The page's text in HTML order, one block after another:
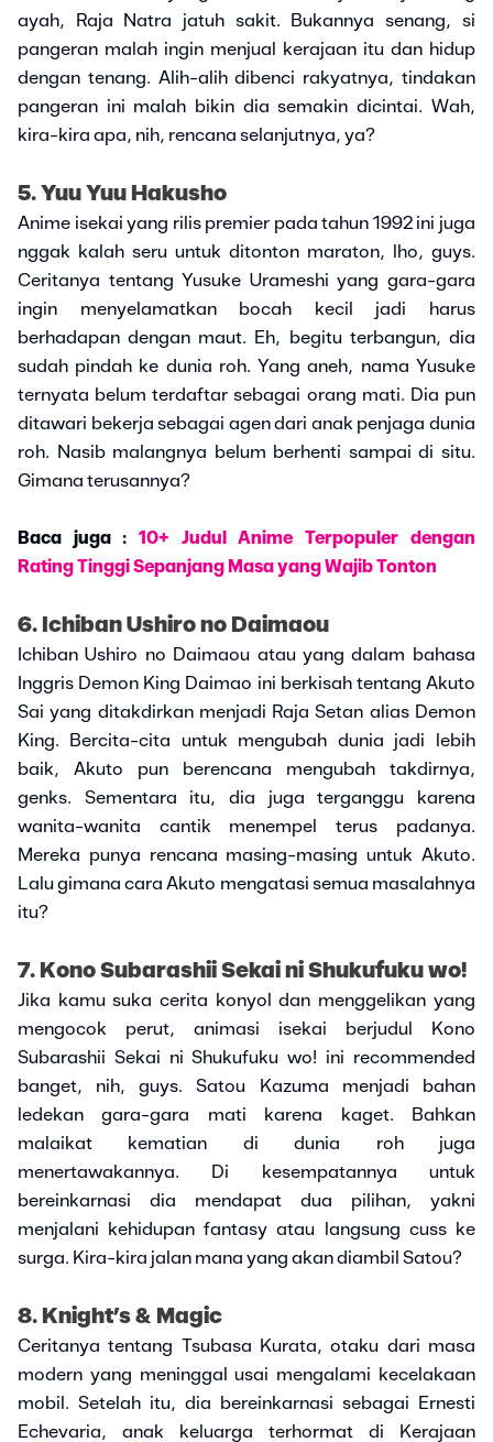
ayah, Raja Natra jatuh sakit. Bukannya senang, si
pangeran malah ingin menjual kerajaan itu dan hidup
dengan tenang. Alih-alih dibenci rakyatnya, tindakan
pangeran ini malah bikin dia semakin dicintai. Wah,
kira-kira apa, nih, rencana selanjutnya, ya?
5. Yuu Yuu Hakusho
Anime isekai yang rilis premier pada tahun 1992 ini juga
nggak kalah seru untuk ditonton maraton, lho, guys.
Ceritanya tentang Yusuke Urameshi yang gara-gara
ingin menyelamatkan bocah kecil jadi harus
berhadapan dengan maut. Eh, begitu terbangun, dia
sudah pindah ke dunia roh. Yang aneh, nama Yusuke
ternyata belum terdaftar sebagai orang mati. Dia pun
ditawari bekerja sebagai agen dari anak penjaga dunia
roh. Nasib malangnya belum berhenti sampai di situ.
Gimana terusannya?
Baca juga :10+ Judul Anime Terpopuler dengan
Rating Tinggi Sepanjang Masa yang Wajib Tonton
6. Ichiban Ushiro no Daimaou
Ichiban Ushiro no Daimaou atau yang dalam bahasa
Inggris Demon King Daimao ini berkisah tentang Akuto
Sai yang ditakdirkan menjadi Raja Setan alias Demon
King. Bercita-cita untuk mengubah dunia jadi lebih
baik, Akuto pun berencana mengubah takdirnya,
genks. Sementara itu, dia juga terganggu karena
wanita-wanita cantik menempel terus padanya.
Mereka punya rencana masing-masing untuk Akuto.
Lalu gimana cara Akuto mengatasi semua masalahnya
itu?
7. Kono Subarashii Sekai ni Shukufuku wo!
Jika kamu suka cerita konyol dan menggelikan yang
mengocok perut, animasi isekai berjudul Kono
Subarashii Sekai ni Shukufuku wo! ini recommended
banget, nih, guys. Satou Kazuma menjadi bahan
ledekan gara-gara mati karena kaget. Bahkan
malaikat kematian di dunia roh juga
menertawakannya. Di kesempatannya untuk
bereinkarnasi dia mendapat dua pilihan, yakni
menjalani kehidupan fantasy atau langsung cuss ke
surga. Kira-kira jalan mana yang akan diambil Satou?
8. Knight’s & Magic
Ceritanya tentang Tsubasa Kurata, otaku dari masa
modern yang meninggal usai mengalami kecelakaan
mobil. Setelah itu, dia bereinkarnasi sebagai Ernesti
Echevaria, anak keluarga terhormat di Kerajaan